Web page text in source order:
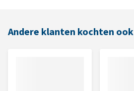
Andere klanten kochten ook